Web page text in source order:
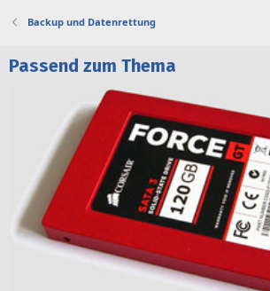
Backup und Datenrettung
Passend zum Thema